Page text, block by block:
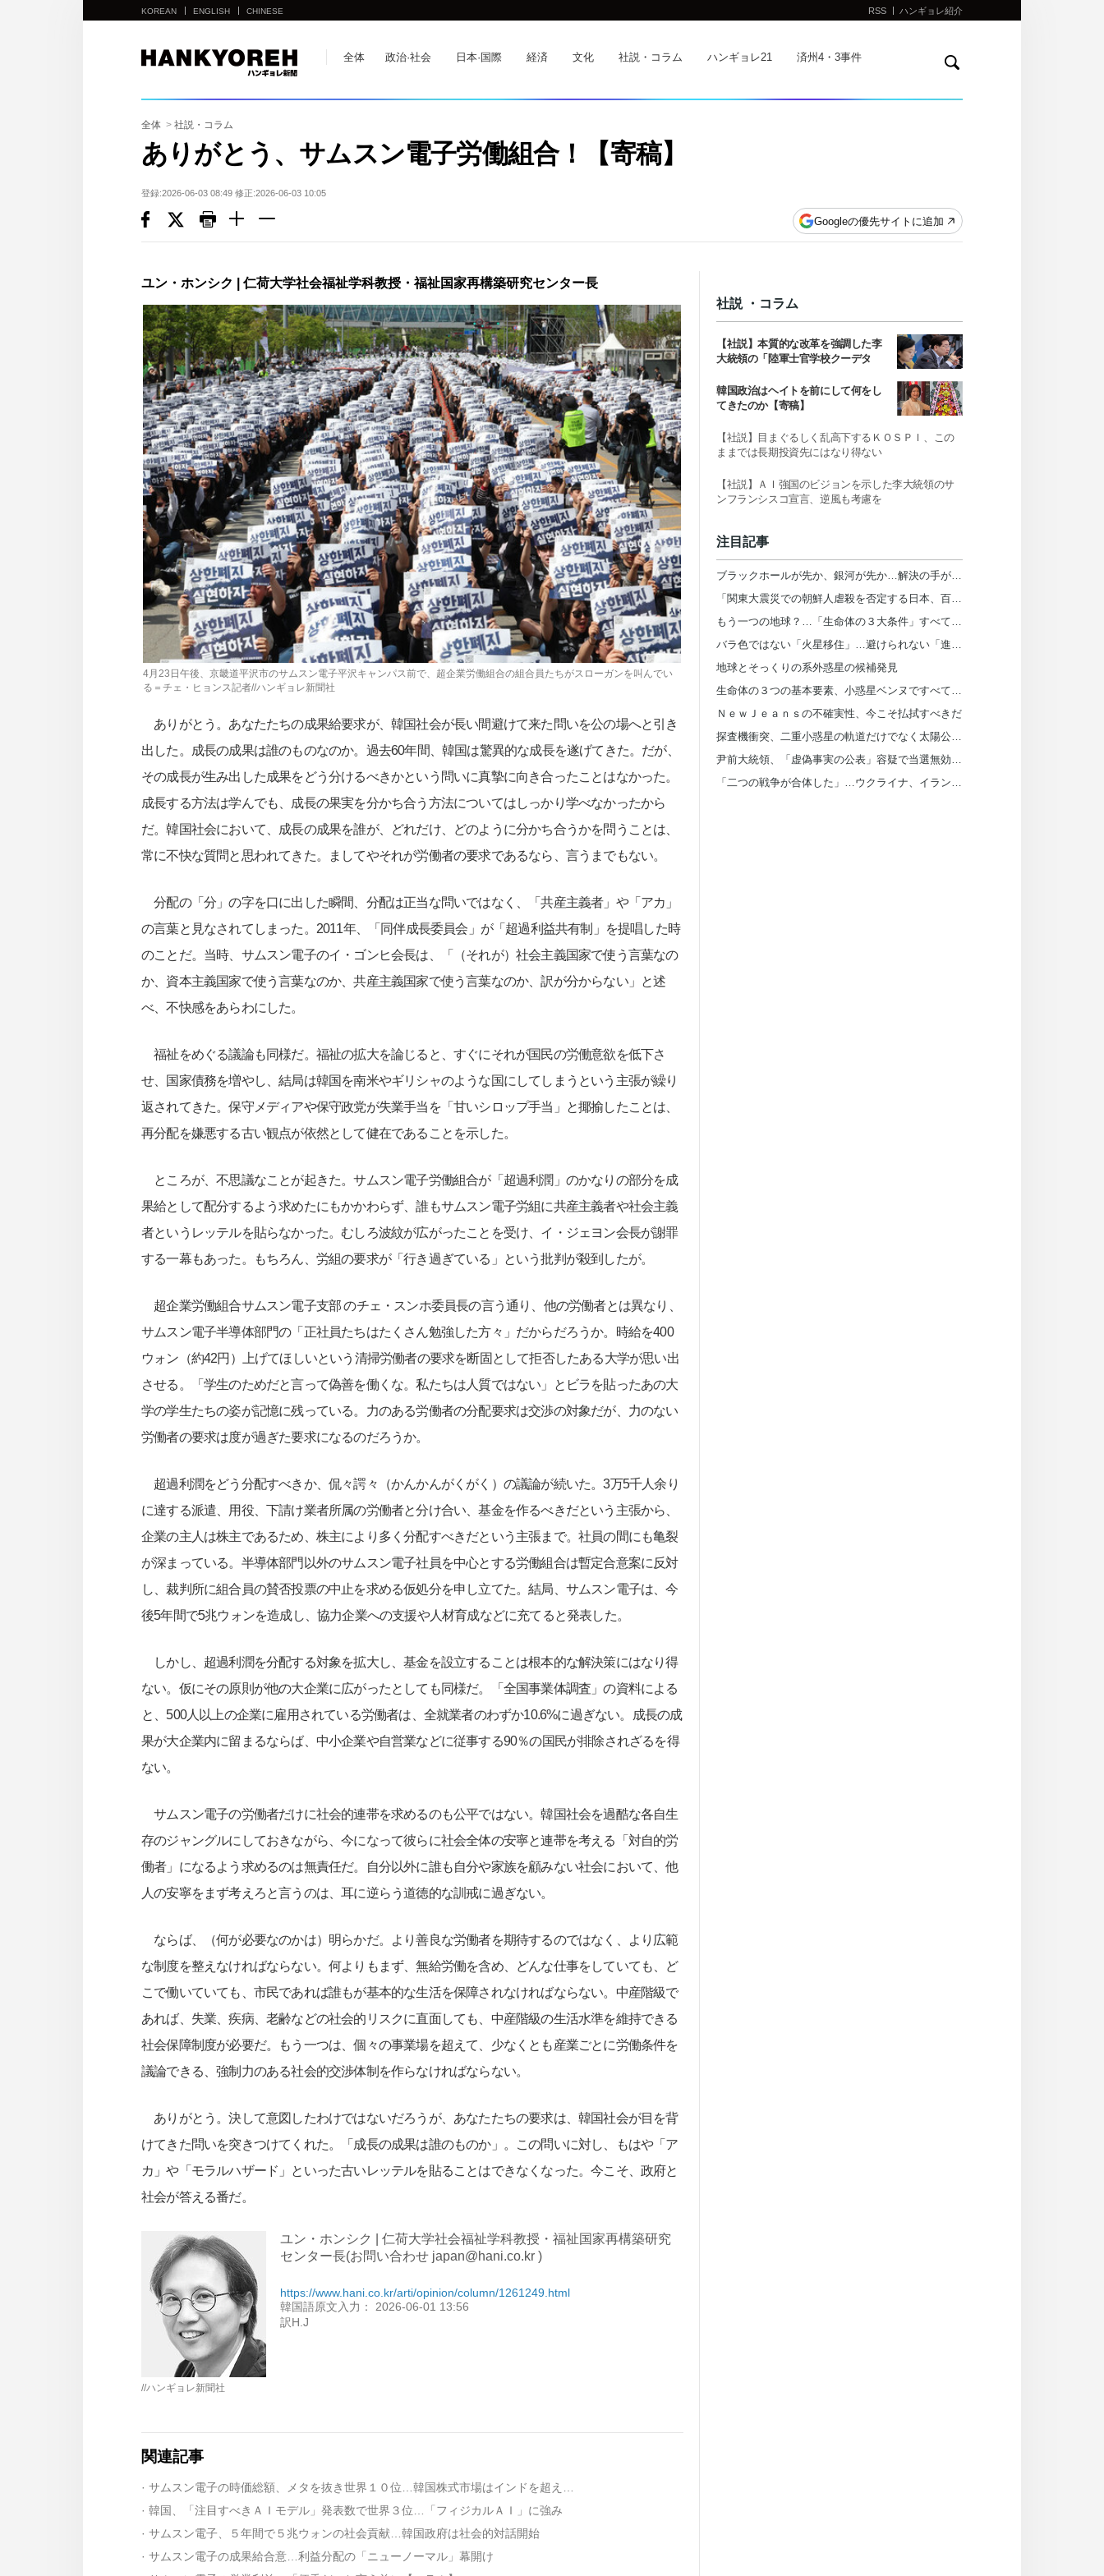
他
国
の
サ
イ
ト
の
リ
른
나
라
사
이
트
링
크
KOREAN ENGLISH CHINESE
全体 政治·社会 日本·国際 経済 文化 社説・コラム ハンギョレ21 済州4・3事件
検
RSS ハンギョレ紹介
全体 > 社説・コラム
ありがとう、サムスン電子労働組合！【寄稿】
登録:2026-06-03 08:49 修正:2026-06-03 10:05
Googleの優先サイトに追加
ユン・ホンシク | 仁荷大学社会福祉学科教授・福祉国家再構築研究センター長
4月23日午後、京畿道平沢市のサムスン電子平沢キャンパス前で、超企業労働組合の組合員たちがスローガンを叫んでい
る＝チェ・ヒョンス記者//ハンギョレ新聞社
ありがとう。あなたたちの成果給要求が、韓国社会が長い間避けて来た問いを公の場へと引き
出した。成長の成果は誰のものなのか。過去60年間、韓国は驚異的な成長を遂げてきた。だが、
その成長が生み出した成果をどう分けるべきかという問いに真摯に向き合ったことはなかった。
成長する方法は学んでも、成長の果実を分かち合う方法についてはしっかり学べなかったから
だ。韓国社会において、成長の成果を誰が、どれだけ、どのように分かち合うかを問うことは、
常に不快な質問と思われてきた。ましてやそれが労働者の要求であるなら、言うまでもない。
分配の「分」の字を口に出した瞬間、分配は正当な問いではなく、「共産主義者」や「アカ」
の言葉と見なされてしまった。2011年、「同伴成長委員会」が「超過利益共有制」を提唱した時
のことだ。当時、サムスン電子のイ・ゴンヒ会長は、「（それが）社会主義国家で使う言葉なの
か、資本主義国家で使う言葉なのか、共産主義国家で使う言葉なのか、訳が分からない」と述
べ、不快感をあらわにした。
福祉をめぐる議論も同様だ。福祉の拡大を論じると、すぐにそれが国民の労働意欲を低下さ
せ、国家債務を増やし、結局は韓国を南米やギリシャのような国にしてしまうという主張が繰り
返されてきた。保守メディアや保守政党が失業手当を「甘いシロップ手当」と揶揄したことは、
再分配を嫌悪する古い観点が依然として健在であることを示した。
ところが、不思議なことが起きた。サムスン電子労働組合が「超過利潤」のかなりの部分を成
果給として配分するよう求めたにもかかわらず、誰もサムスン電子労組に共産主義者や社会主義
者というレッテルを貼らなかった。むしろ波紋が広がったことを受け、イ・ジェヨン会長が謝罪
する一幕もあった。もちろん、労組の要求が「行き過ぎている」という批判が殺到したが。
超企業労働組合サムスン電子支部 のチェ・スンホ委員長の言う通り、他の労働者とは異なり、
サムスン電子半導体部門の「正社員たちはたくさん勉強した方々」だからだろうか。時給を400
ウォン（約42円）上げてほしいという清掃労働者の要求を断固として拒否したある大学が思い出
させる。「学生のためだと言って偽善を働くな。私たちは人質ではない」とビラを貼ったあの大
学の学生たちの姿が記憶に残っている。力のある労働者の分配要求は交渉の対象だが、力のない
労働者の要求は度が過ぎた要求になるのだろうか。
超過利潤をどう分配すべきか、侃々諤々（かんかんがくがく）の議論が続いた。3万5千人余り
に達する派遣、用役、下請け業者所属の労働者と分け合い、基金を作るべきだという主張から、
企業の主人は株主であるため、株主により多く分配すべきだという主張まで。社員の間にも亀裂
が深まっている。半導体部門以外のサムスン電子社員を中心とする労働組合は暫定合意案に反対
し、裁判所に組合員の賛否投票の中止を求める仮処分を申し立てた。結局、サムスン電子は、今
後5年間で5兆ウォンを造成し、協力企業への支援や人材育成などに充てると発表した。
しかし、超過利潤を分配する対象を拡大し、基金を設立することは根本的な解決策にはなり得
ない。仮にその原則が他の大企業に広がったとしても同様だ。「全国事業体調査」の資料による
と、500人以上の企業に雇用されている労働者は、全就業者のわずか10.6%に過ぎない。成長の成
果が大企業内に留まるならば、中小企業や自営業などに従事する90％の国民が排除されざるを得
ない。
サムスン電子の労働者だけに社会的連帯を求めるのも公平ではない。韓国社会を過酷な各自生
存のジャングルにしておきながら、今になって彼らに社会全体の安寧と連帯を考える「対自的労
働者」になるよう求めるのは無責任だ。自分以外に誰も自分や家族を顧みない社会において、他
人の安寧をまず考えろと言うのは、耳に逆らう道徳的な訓戒に過ぎない。
ならば、（何が必要なのかは）明らかだ。より善良な労働者を期待するのではなく、より広範
な制度を整えなければならない。何よりもまず、無給労働を含め、どんな仕事をしていても、ど
こで働いていても、市民であれば誰もが基本的な生活を保障されなければならない。中産階級で
あれば、失業、疾病、老齢などの社会的リスクに直面しても、中産階級の生活水準を維持できる
社会保障制度が必要だ。もう一つは、個々の事業場を超えて、少なくとも産業ごとに労働条件を
議論できる、強制力のある社会的交渉体制を作らなければならない。
ありがとう。決して意図したわけではないだろうが、あなたたちの要求は、韓国社会が目を背
けてきた問いを突きつけてくれた。「成長の成果は誰のものか」。この問いに対し、もはや「ア
カ」や「モラルハザード」といった古いレッテルを貼ることはできなくなった。今こそ、政府と
社会が答える番だ。
//ハンギョレ新聞社
ユン・ホンシク | 仁荷大学社会福祉学科教授・福祉国家再構築研究
センター長(お問い合わせ japan@hani.co.kr )
https://www.hani.co.kr/arti/opinion/column/1261249.html
韓国語原文入力： 2026-06-01 13:56
訳H.J
関連記事
· サムスン電子の時価総額、メタを抜き世界１０位…韓国株式市場はインドを超え世界６位
· 韓国、「注目すべきＡＩモデル」発表数で世界３位…「フィジカルＡＩ」に強み
· サムスン電子、５年間で５兆ウォンの社会貢献…韓国政府は社会的対話開始
· サムスン電子の成果給合意…利益分配の「ニューノーマル」幕開け
社説 ・コラム
【社説】本質的な改革を強調した李
大統領の「陸軍士官学校クーデタ
韓国政治はヘイトを前にして何をし
てきたのか【寄稿】
【社説】目まぐるしく乱高下するＫＯＳＰＩ、この
ままでは長期投資先にはなり得ない
【社説】ＡＩ強国のビジョンを示した李大統領のサ
ンフランシスコ宣言、逆風も考慮を
注目記事
ブラックホールが先か、銀河が先か…解決の手がかりを発見
「関東大震災での朝鮮人虐殺を否定する日本、百年前と何が違うのか」【インタビュー】
もう一つの地球？…「生命体の３大条件」すべて備えた系外惑星を発見
バラ色ではない「火星移住」…避けられない「進化」の影【レビュー】
地球とそっくりの系外惑星の候補発見
生命体の３つの基本要素、小惑星ベンヌですべて発見
ＮｅｗＪｅａｎｓの不確実性、今こそ払拭すべきだ
探査機衝突、二重小惑星の軌道だけでなく太陽公転まで変えた
尹前大統領、「虚偽事実の公表」容疑で当選無効判決…確定すれば前与党は選挙費返還
「二つの戦争が合体した」…ウクライナ、イラン船を攻撃し「参戦」したわけは